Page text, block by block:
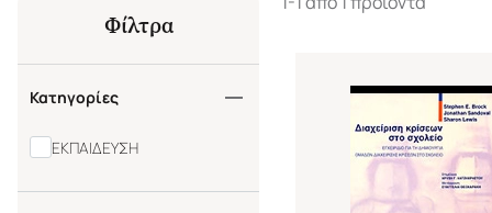
Φίλτρα
Κατηγορίες
ΕΚΠΑΙΔΕΥΣΗ